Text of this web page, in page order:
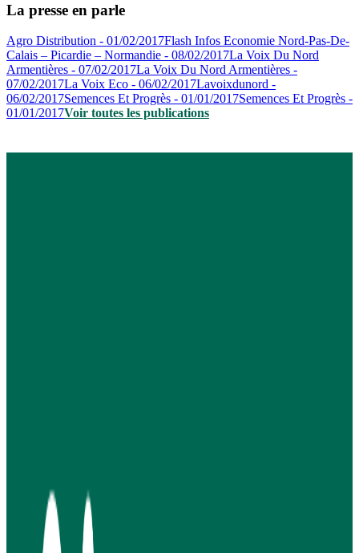
La presse en parle
Agro Distribution - 01/02/2017Flash Infos Economie Nord-Pas-De-
Calais – Picardie – Normandie - 08/02/2017La Voix Du Nord
Armentières - 07/02/2017La Voix Du Nord Armentières -
07/02/2017La Voix Eco - 06/02/2017Lavoixdunord -
06/02/2017Semences Et Progrès - 01/01/2017Semences Et Progrès -
01/01/2017Voir toutes les publications